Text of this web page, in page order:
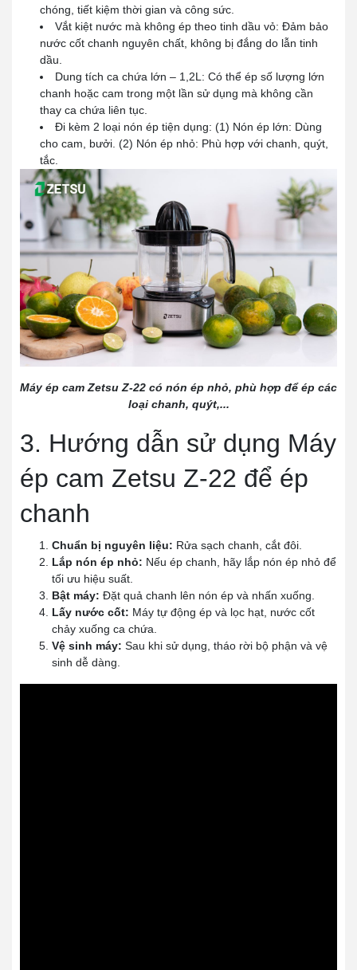
chóng, tiết kiệm thời gian và công sức.
Vắt kiệt nước mà không ép theo tinh dầu vỏ: Đảm bảo
nước cốt chanh nguyên chất, không bị đắng do lẫn tinh
dầu.
Dung tích ca chứa lớn – 1,2L: Có thể ép số lượng lớn
chanh hoặc cam trong một lần sử dụng mà không cần
thay ca chứa liên tục.
Đi kèm 2 loại nón ép tiện dụng: (1) Nón ép lớn: Dùng
cho cam, bưởi. (2) Nón ép nhỏ: Phù hợp với chanh, quýt,
tắc.
Máy ép cam Zetsu Z-22 có nón ép nhỏ, phù hợp để ép các
loại chanh, quýt,...
3. Hướng dẫn sử dụng Máy
ép cam Zetsu Z-22 để ép
chanh
Chuẩn bị nguyên liệu: Rửa sạch chanh, cắt đôi.
Lắp nón ép nhỏ: Nếu ép chanh, hãy lắp nón ép nhỏ để
tối ưu hiệu suất.
Bật máy: Đặt quả chanh lên nón ép và nhấn xuống.
Lấy nước cốt: Máy tự động ép và lọc hạt, nước cốt
chảy xuống ca chứa.
Vệ sinh máy: Sau khi sử dụng, tháo rời bộ phận và vệ
sinh dễ dàng.